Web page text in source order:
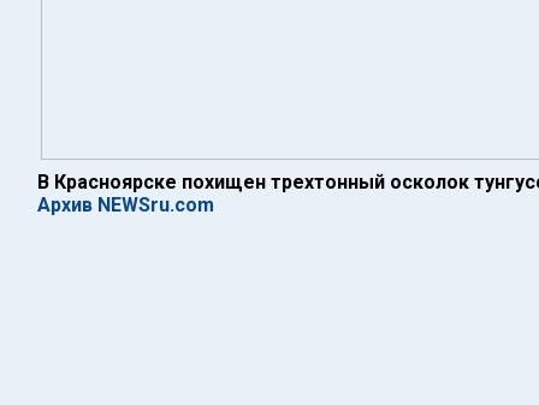
В Красноярске похищен трехтонный осколок
Архив NEWSru.com